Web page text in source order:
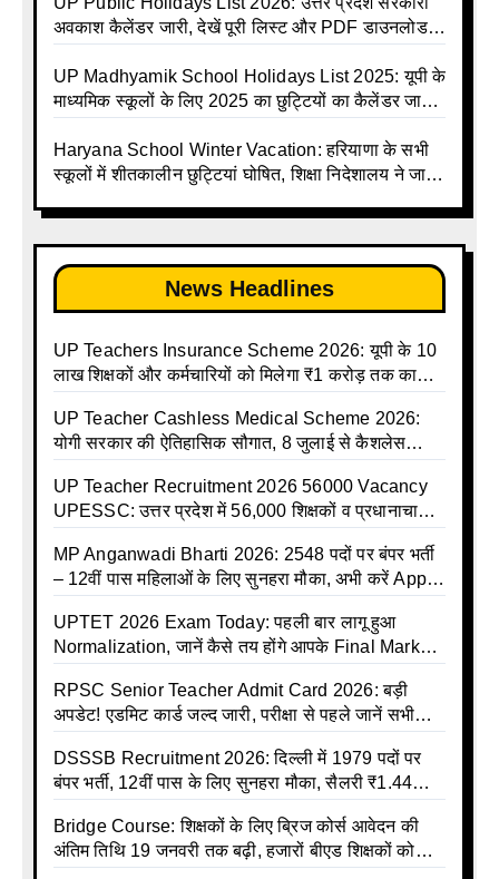
Madhyamik School avkash suchi | UP
Holiday Calendar | Madhyamik School Holidays
List 2026
अवकाश कैलेंडर जारी, देखें पूरी लिस्ट और PDF डाउनलोड
talika | Sarkari Avkash Talika | Up Holidays List |
Holidays Calendar
UP Madhyamik School Holidays List 2025: यूपी के
माध्यमिक स्कूलों के लिए 2025 का छुट्टियों का कैलेंडर जारी |
Up Madhyamik Avkash Talika 2025 | UP
Madhyamik School avkash suchi | UP
holiday calendar | Madhyamik School Holidays
List 2025
Haryana School Winter Vacation: हरियाणा के सभी
स्कूलों में शीतकालीन छुट्टियां घोषित, शिक्षा निदेशालय ने जारी
News Headlines
UP Teachers Insurance Scheme 2026: यूपी के 10
लाख शिक्षकों और कर्मचारियों को मिलेगा ₹1 करोड़ तक का
UP Teacher Cashless Medical Scheme 2026:
योगी सरकार की ऐतिहासिक सौगात, 8 जुलाई से कैशलेस
UP Teacher Recruitment 2026 56000 Vacancy
UPESSC: उत्तर प्रदेश में 56,000 शिक्षकों व प्रधानाचार्यों
MP Anganwadi Bharti 2026: 2548 पदों पर बंपर भर्ती
– 12वीं पास महिलाओं के लिए सुनहरा मौका, अभी करें Apply
UPTET 2026 Exam Today: पहली बार लागू हुआ
Normalization, जानें कैसे तय होंगे आपके Final Marks
RPSC Senior Teacher Admit Card 2026: बड़ी
अपडेट! एडमिट कार्ड जल्द जारी, परीक्षा से पहले जानें सभी
DSSSB Recruitment 2026: दिल्ली में 1979 पदों पर
बंपर भर्ती, 12वीं पास के लिए सुनहरा मौका, सैलरी ₹1.44
Bridge Course: शिक्षकों के लिए ब्रिज कोर्स आवेदन की
अंतिम तिथि 19 जनवरी तक बढ़ी, हजारों बीएड शिक्षकों को